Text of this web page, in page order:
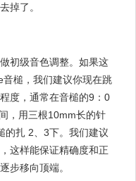
掉了。
初级音色调整。如果这
槌，我们建议你现在跳
度，通常在音槌的9：0
，用三根10mm长的针
的扎 2、3下。我们建议
这样能保证精确度和正
步移向顶端。